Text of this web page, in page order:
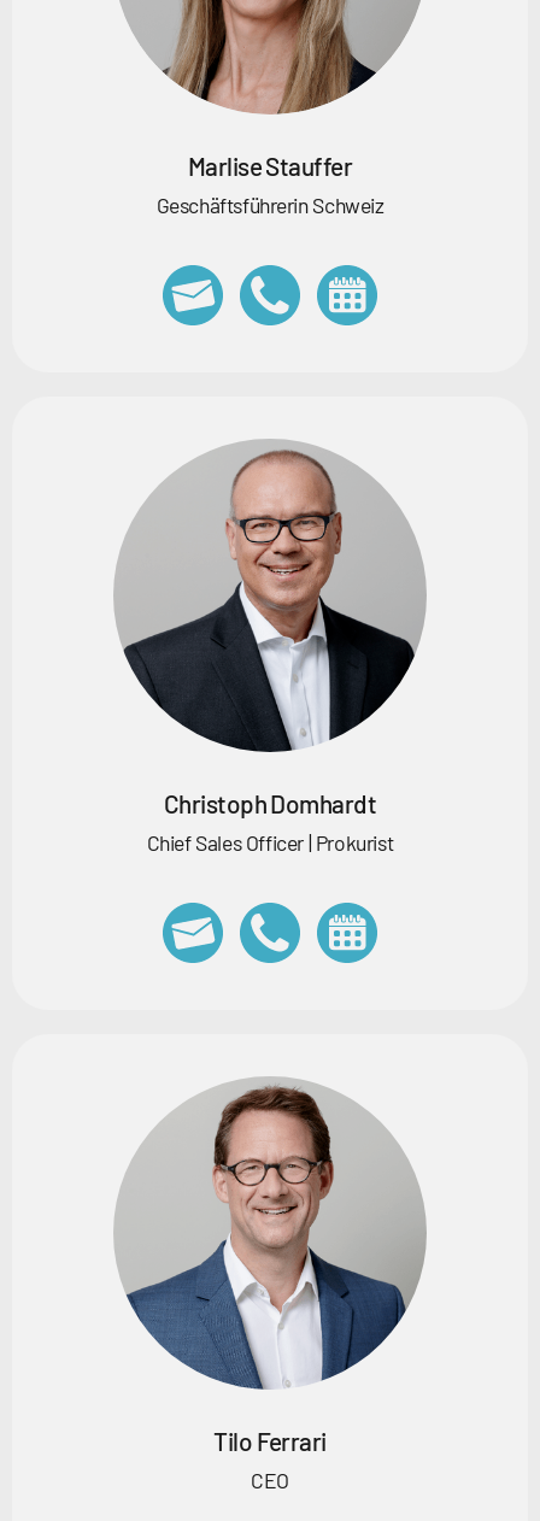
Marlise Stauffer
Geschäftsführerin Schweiz
Christoph Domhardt
Chief Sales Officer | Prokurist
Tilo Ferrari
CEO